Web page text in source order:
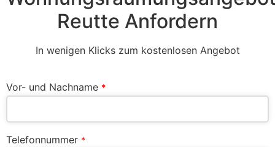
Reutte Anfordern
In wenigen Klicks zum kostenlosen Angebot
Vor- und Nachname *
Telefonnummer *